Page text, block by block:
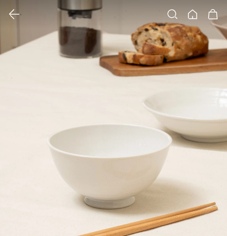
검색 홈 장바구니